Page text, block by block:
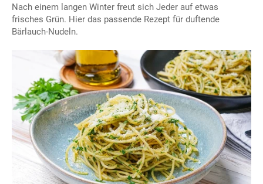
Nach einem langen Winter freut sich Jeder auf etwas
frisches Grün. Hier das passende Rezept für duftende
Bärlauch-Nudeln.